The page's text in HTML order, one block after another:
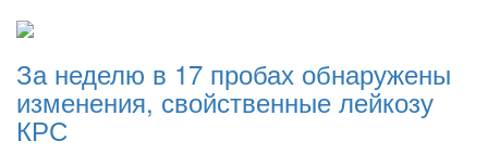
За неделю в 17 пробах обнаружены
изменения, свойственные лейкозу
КРС